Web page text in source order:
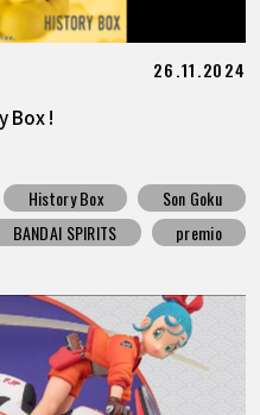
26.11.2024
Box !
History Box
Son Goku
BANDAI SPIRITS premio